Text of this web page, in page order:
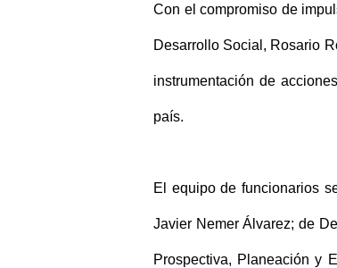
Con el compromiso de
Desarrollo Social, Rosario
instrumentación de
país.
El equipo de funcionarios
Javier Nemer Álvarez; de
Prospectiva, Planeación y